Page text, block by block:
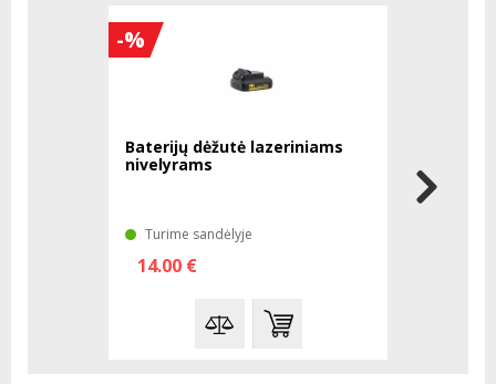
-%
Baterijų dėžutė lazeriniams
nivelyrams
Turime sandėlyje
14.00 €